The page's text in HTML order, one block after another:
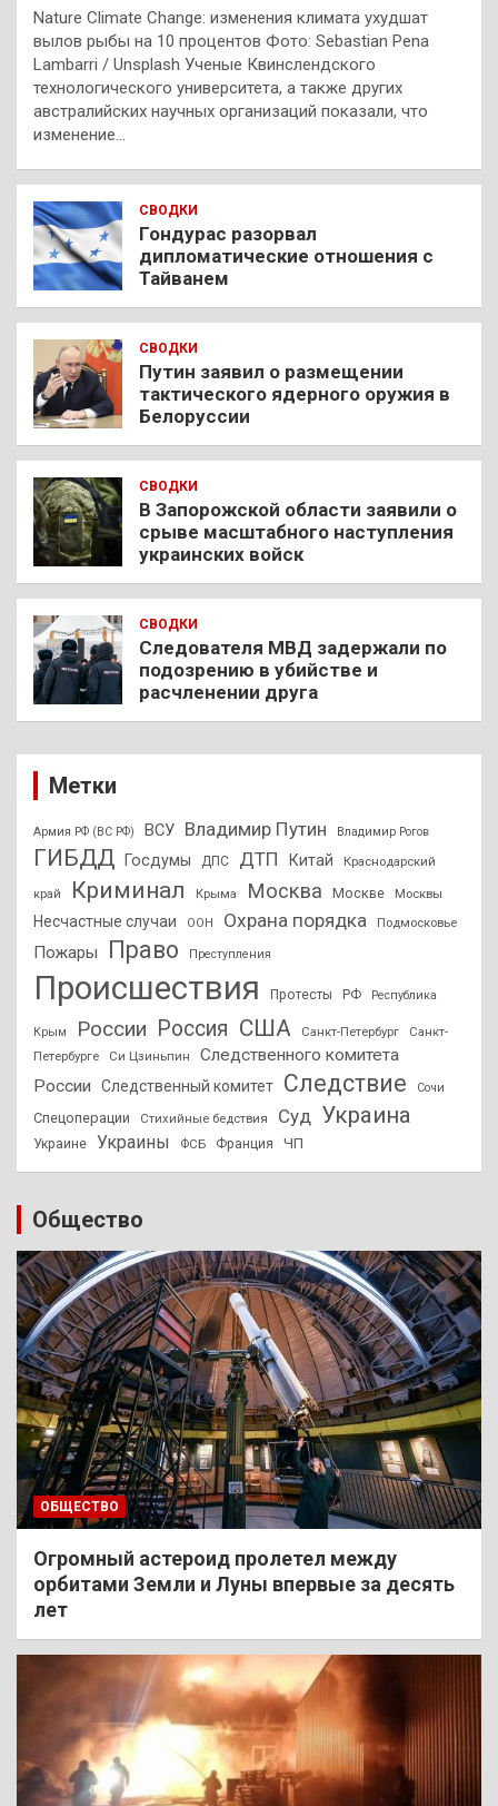
Nature Climate Change: изменения климата ухудшат
вылов рыбы на 10 процентов Фото: Sebastian Pena
Lambarri / Unsplash Ученые Квинслендского
технологического университета, а также других
австралийских научных организаций показали, что
изменение…
СВОДКИ
Гондурас разорвал
дипломатические отношения с
Тайванем
СВОДКИ
Путин заявил о размещении
тактического ядерного оружия в
Белоруссии
СВОДКИ
В Запорожской области заявили о
срыве масштабного наступления
украинских войск
СВОДКИ
Следователя МВД задержали по
подозрению в убийстве и
расчленении друга
Метки
Армия РФ (ВС РФ) ВСУ Владимир Путин Владимир Рогов
ГИБДД Госдумы ДПС ДТП Китай Краснодарский
край Криминал Крыма Москва Москве Москвы
Несчастные случаи ООН Охрана порядка Подмосковье
Пожары Право Преступления
Происшествия Протесты РФ Республика
Крым России Россия США Санкт-Петербург
Санкт-
Петербурге
Си Цзиньпин
Следственного комитета
России
Следственный комитет Следствие Сочи
Спецоперации Стихийные бедствия Суд Украина
Украине Украины ФСБ Франция ЧП
Общество
ОБЩЕСТВО
Огромный астероид пролетел между
орбитами Земли и Луны впервые за десять
лет